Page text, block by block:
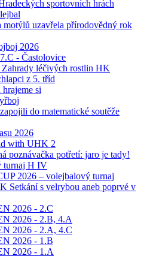
sportovních hrách
motýlů uzavřela přírodovědný rok
2026
- Častolovice
léčivých rostlin HK
z 5. tříd
hrajeme si
do matematické soutěže
2026
with UHK 2
poznávačka potřetí: jaro je tady!
turnaj H IV
2026 – volejbalový turnaj
Setkání s velrybou aneb poprvé v
2026 - 2.C
2026 - 2.B, 4.A
2026 - 2.A, 4.C
2026 - 1.B
2026 - 1.A